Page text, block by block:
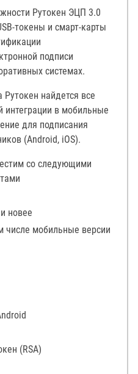
Рутокен ЭЦП 3.0
токены и смарт-карты
подписи
системах.
найдется все
интеграции в мобильные
для подписания
(Android, iOS).
со следующими
новее
числе мобильные версии
(RSA)